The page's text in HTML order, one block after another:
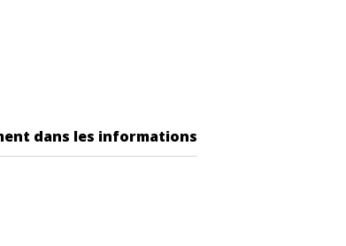
dans les informations